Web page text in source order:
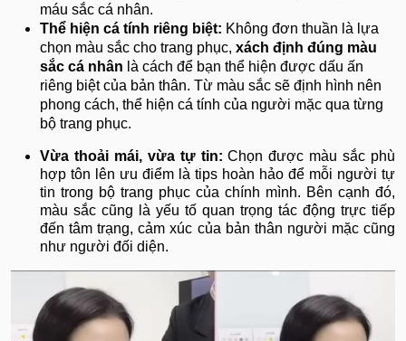
máu sắc cá nhân.
Thể hiện cá tính riêng biệt: Không đơn thuần là lựa
chọn màu sắc cho trang phục, xách định đúng màu
sắc cá nhân là cách để bạn thể hiện được dấu ấn
riêng biệt của bản thân. Từ màu sắc sẽ định hình nên
phong cách, thể hiện cá tính của người mặc qua từng
bộ trang phục.
Vừa thoải mái, vừa tự tin:Chọn được màu sắc phù
hợp tôn lên ưu điểm là tips hoàn hảo để mỗi người tự
tin trong bộ trang phục của chính mình. Bên cạnh đó,
màu sắc cũng là yếu tố quan trọng tác động trực tiếp
đến tâm trạng, cảm xúc của bản thân người mặc cũng
như người đối diện.